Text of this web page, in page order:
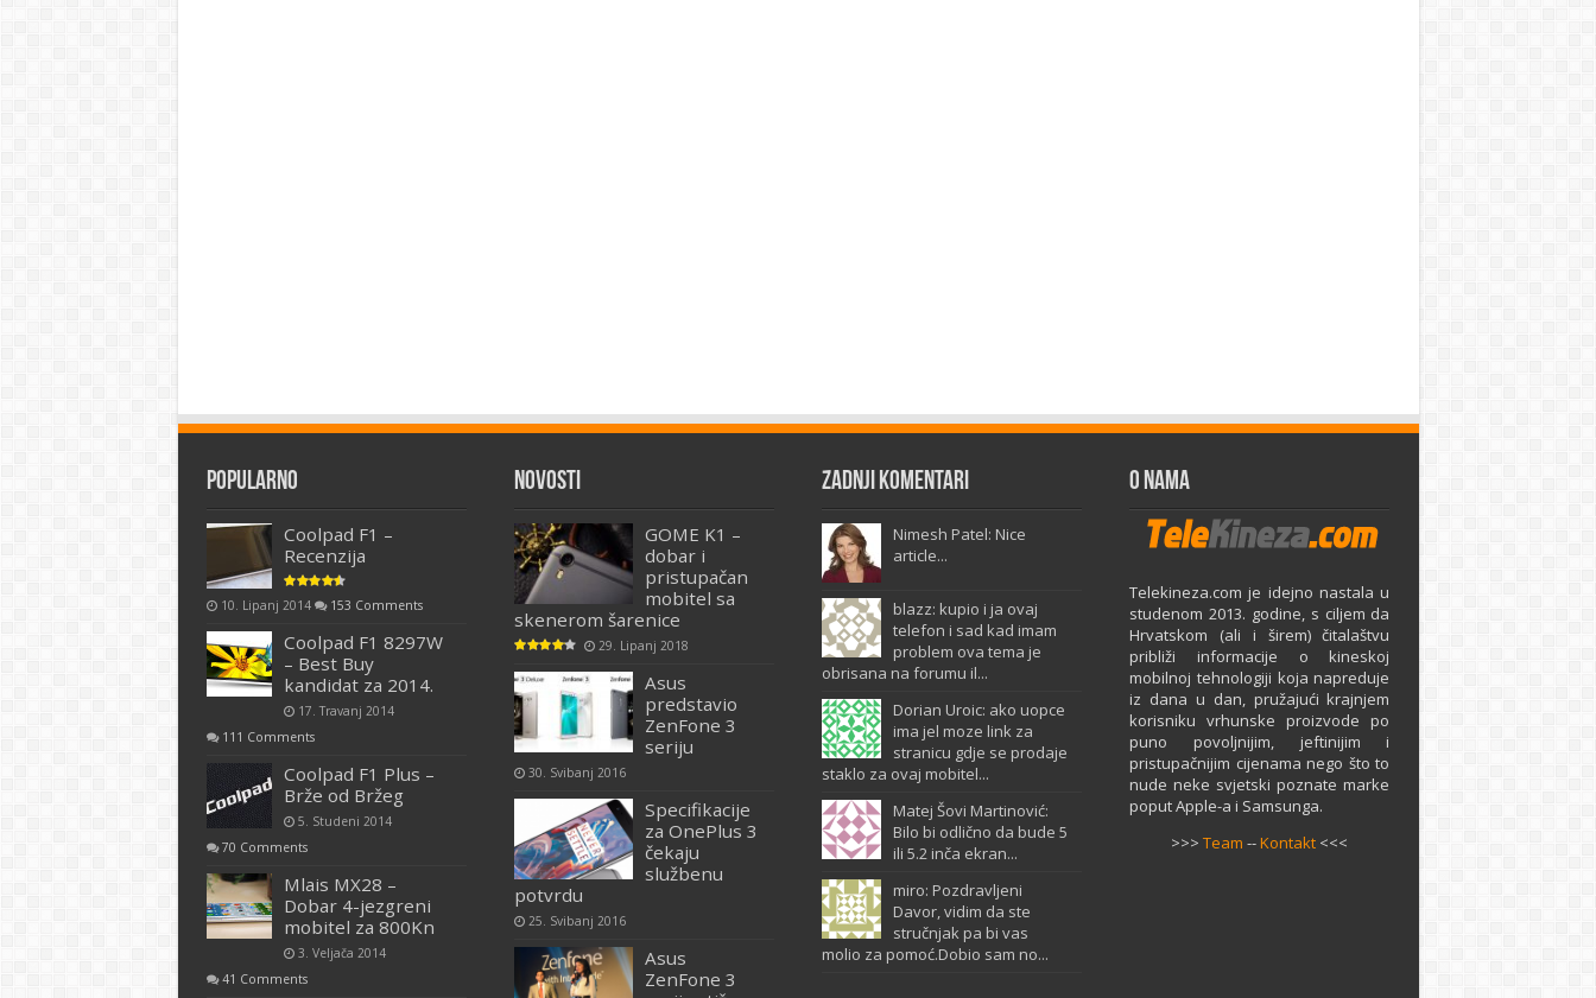
Popularno
Coolpad F1 –
Recenzija
10. Lipanj 2014 153 Comments
Coolpad F1 8297W
– Best Buy
kandidat za 2014.
17. Travanj 2014
111 Comments
Coolpad F1 Plus –
Brže od Bržeg
5. Studeni 2014
70 Comments
Mlais MX28 –
Dobar 4-jezgreni
mobitel za 800Kn
3. Veljača 2014
41 Comments
Novosti
GOME K1 –
dobar i
pristupačan
mobitel sa
skenerom šarenice
29. Lipanj 2018
Asus
predstavio
ZenFone 3
seriju
30. Svibanj 2016
Specifikacije
za OnePlus 3
čekaju
službenu
potvrdu
25. Svibanj 2016
Asus
ZenFone 3
Zadnji komentari
Nimesh Patel: Nice
article...
blazz: kupio i ja ovaj
telefon i sad kad imam
problem ova tema je
obrisana na forumu il...
Dorian Uroic: ako uopce
ima jel moze link za
stranicu gdje se prodaje
staklo za ovaj mobitel...
Matej Šovi Martinović:
Bilo bi odlično da bude 5
ili 5.2 inča ekran...
miro: Pozdravljeni
Davor, vidim da ste
stručnjak pa bi vas
molio za pomoć.Dobio sam no...
O Nama
Telekineza.com je idejno nastala u
studenom 2013. godine, s ciljem da
Hrvatskom (ali i širem) čitalaštvu
približi informacije o kineskoj
mobilnoj tehnologiji koja napreduje
iz dana u dan, pružajući krajnjem
korisniku vrhunske proizvode po
puno povoljnijim, jeftinijim i
pristupačnijim cijenama nego što to
nude neke svjetski poznate marke
poput Apple-a i Samsunga.
>>>Team --Kontakt <<<